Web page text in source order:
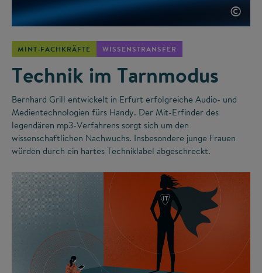
©
MINT-FACHKRÄFTE WISSENSTRANSFER
Technik im Tarnmodus
Bernhard Grill entwickelt in Erfurt erfolgreiche Audio- und
Medientechnologien fürs Handy. Der Mit-Erfinder des
legendären mp3-Verfahrens sorgt sich um den
wissenschaftlichen Nachwuchs. Insbesondere junge Frauen
würden durch ein hartes Techniklabel abgeschreckt.